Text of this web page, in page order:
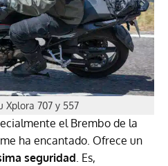
Xplora 707 y 557
el Brembo de la
ha encantado. Ofrece un
seguridad. Es,